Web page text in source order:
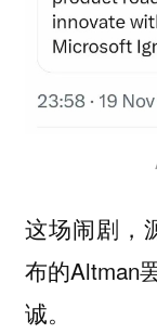
这场闹剧，
布的Altman
诚。